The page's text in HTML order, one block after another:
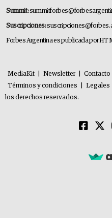
Summit:
Suscripciones:
Forbes Argentina es publicada por HT
MediaKit Newsletter Contacto
Términos y condiciones
Legales
los derechos reservados.